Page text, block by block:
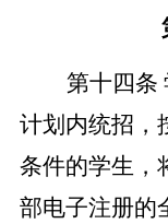
第十四条
计划内统招，
条件的学生，
部电子注册的